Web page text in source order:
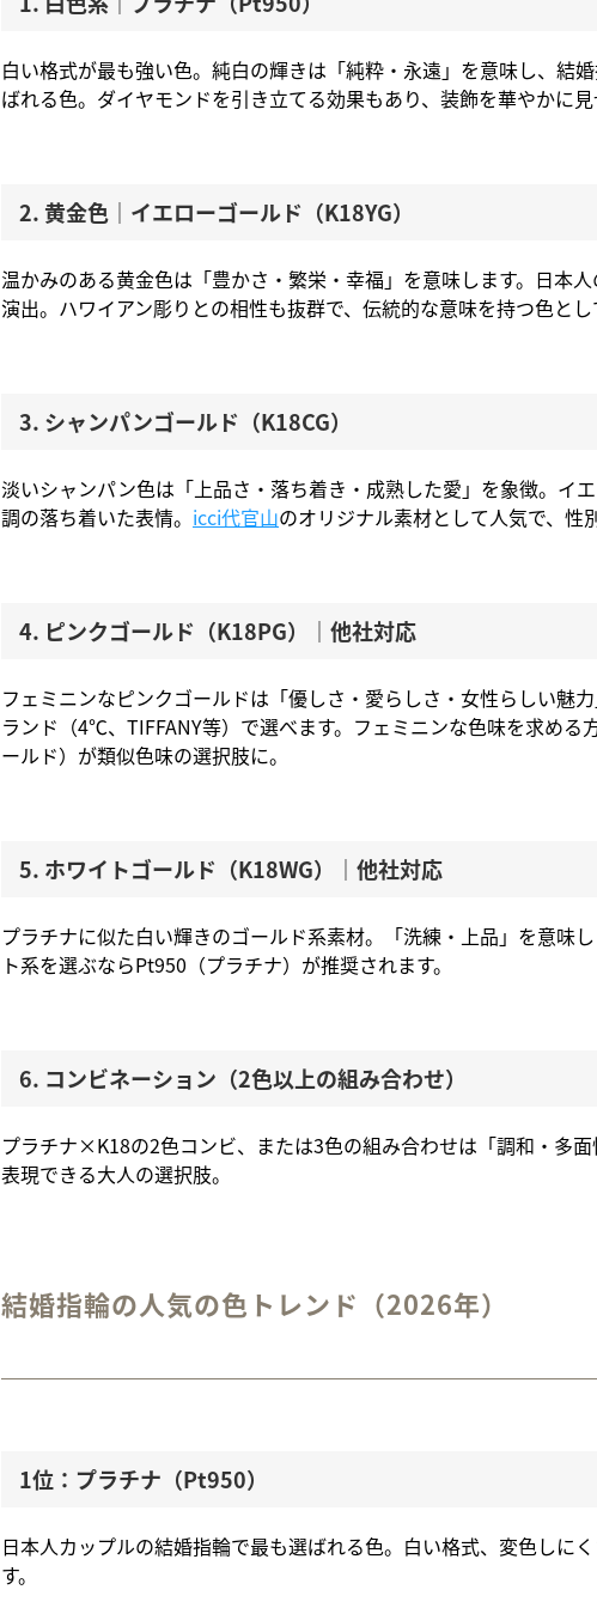
白い格式が最も強い色。純白の輝きは「純粋・永遠」を意味し、結
ばれる色。ダイヤモンドを引き立てる効果もあり、装飾を華やかに
2. 黄金色｜イエローゴールド（K18YG）
温かみのある黄金色は「豊かさ・繁栄・幸福」を意味します。日本
演出。ハワイアン彫りとの相性も抜群で、伝統的な意味を持つ色とし
3. シャンパンゴールド（K18CG）
淡いシャンパン色は「上品さ・落ち着き・成熟した愛」を象徴。イ
調の落ち着いた表情。 icci代官山のオリジナル素材として人気で、性
4. ピンクゴールド（K18PG）｜他社対応
フェミニンなピンクゴールドは「優しさ・愛らしさ・女性らしい魅
ランド（4℃、TIFFANY等）で選べます。フェミニンな色味を求める
ールド）が類似色味の選択肢に。
5. ホワイトゴールド（K18WG）｜他社対応
プラチナに似た白い輝きのゴールド系素材。「洗練・上品」を意味
ト系を選ぶならPt950（プラチナ）が推奨されます。
6. コンビネーション（2色以上の組み合わせ）
プラチナ×K18の2色コンビ、または3色の組み合わせは「調和・多
表現できる大人の選択肢。
結婚指輪の人気の色トレンド（2026年）
1位：プラチナ（Pt950）
日本人カップルの結婚指輪で最も選ばれる色。白い格式、変色しに
す。